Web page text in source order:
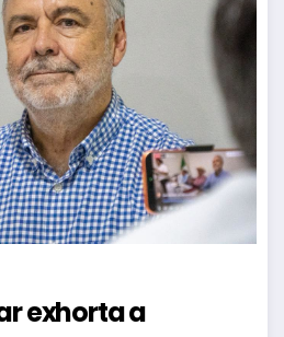
exhorta a